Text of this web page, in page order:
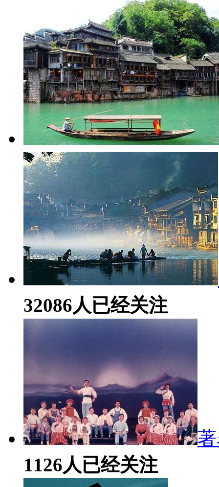
32086人已经关注
1126人已经关注